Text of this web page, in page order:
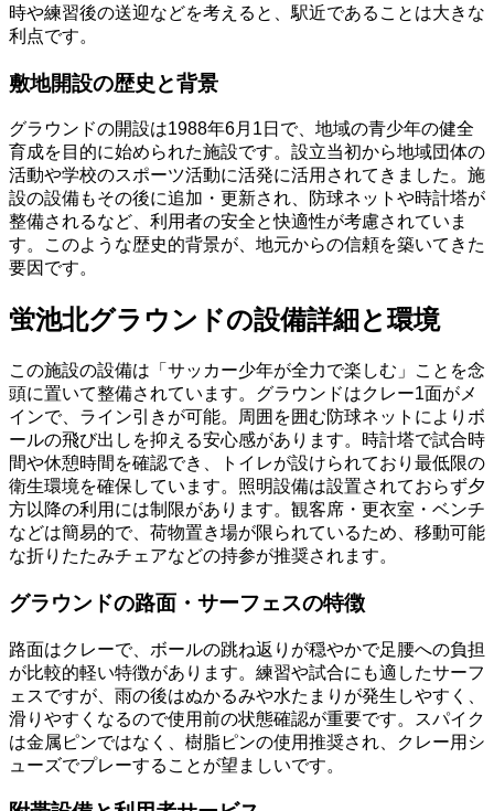
時や練習後の送迎などを考えると、駅近であることは大きな
利点です。
敷地開設の歴史と背景
グラウンドの開設は1988年6月1日で、地域の青少年の健全
育成を目的に始められた施設です。設立当初から地域団体の
活動や学校のスポーツ活動に活発に活用されてきました。施
設の設備もその後に追加・更新され、防球ネットや時計塔が
整備されるなど、利用者の安全と快適性が考慮されていま
す。このような歴史的背景が、地元からの信頼を築いてきた
要因です。
蛍池北グラウンドの設備詳細と環境
この施設の設備は「サッカー少年が全力で楽しむ」ことを念
頭に置いて整備されています。グラウンドはクレー1面がメ
インで、ライン引きが可能。周囲を囲む防球ネットによりボ
ールの飛び出しを抑える安心感があります。時計塔で試合時
間や休憩時間を確認でき、トイレが設けられており最低限の
衛生環境を確保しています。照明設備は設置されておらず夕
方以降の利用には制限があります。観客席・更衣室・ベンチ
などは簡易的で、荷物置き場が限られているため、移動可能
な折りたたみチェアなどの持参が推奨されます。
グラウンドの路面・サーフェスの特徴
路面はクレーで、ボールの跳ね返りが穏やかで足腰への負担
が比較的軽い特徴があります。練習や試合にも適したサーフ
ェスですが、雨の後はぬかるみや水たまりが発生しやすく、
滑りやすくなるので使用前の状態確認が重要です。スパイク
は金属ピンではなく、樹脂ピンの使用推奨され、クレー用シ
ューズでプレーすることが望ましいです。